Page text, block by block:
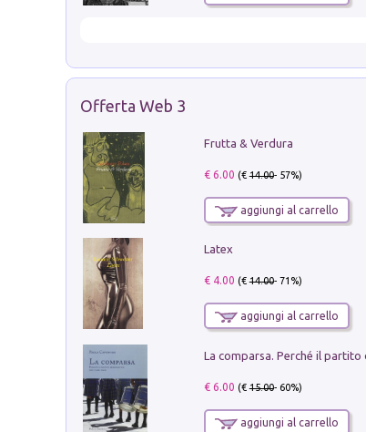
Offerta Web 3
Frutta & Verdura
€ 6.00 (€14.00- 57%)
aggiungi al carrello
Latex
€ 4.00 (€14.00- 71%)
aggiungi al carrello
€ 6.00 (€15.00- 60%)
aggiungi al carrello